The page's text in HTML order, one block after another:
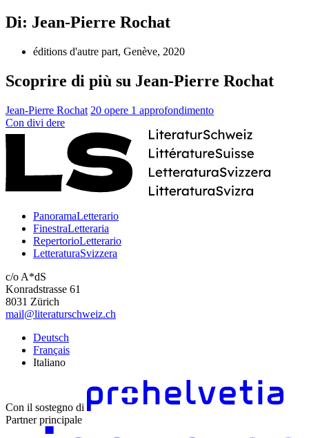
Di: Jean-Pierre Rochat
éditions d'autre part, Genève, 2020
Scoprire di più su Jean-Pierre Rochat
Jean-Pierre Rochat 20 opere 1 approfondimento
Con divi dere
PanoramaLetterario
FinestraLetteraria
RepertorioLetterario
LetteraturaSvizzera
c/o A*dS
Konradstrasse 61
8031 Zürich
mail@literaturschweiz.ch
Deutsch
Français
Italiano
Con il sostegno di
Partner principale